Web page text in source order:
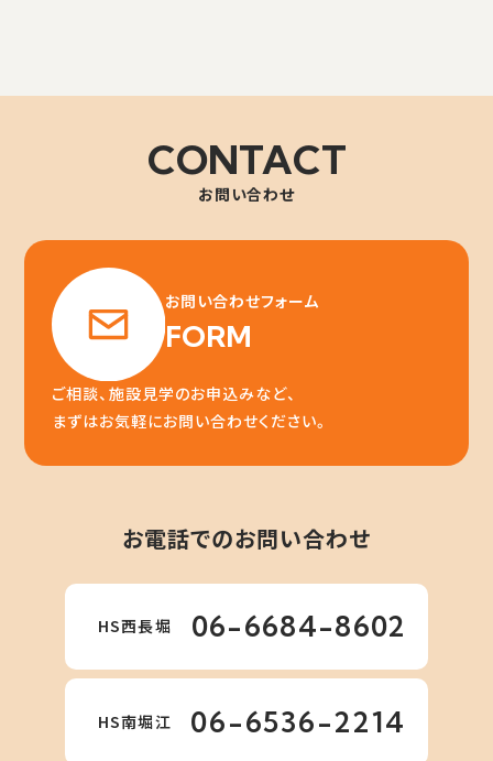
CONTACT
お問い合わせ
お問い合わせフォーム
FORM
ご相談、施設見学のお申込みなど、
まずはお気軽にお問い合わせください。
お電話でのお問い合わせ
HS西長堀 06-6684-8602
HS南堀江 06-6536-2214